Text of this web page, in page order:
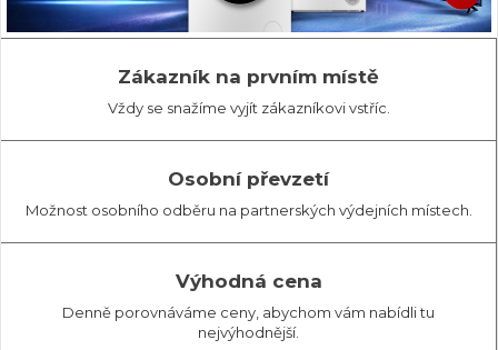
Zákazník na prvním místě
Vždy se snažíme vyjít zákazníkovi vstříc.
Osobní převzetí
Možnost osobního odběru na partnerských výdejních místech.
Výhodná cena
Denně porovnáváme ceny, abychom vám nabídli tu
nejvýhodnější.